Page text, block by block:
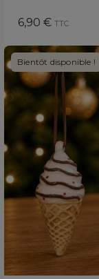
Prix
6,90 € TTC
Bientôt disponible !